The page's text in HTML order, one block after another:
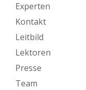
Experten
Kontakt
Leitbild
Lektoren
Presse
Team